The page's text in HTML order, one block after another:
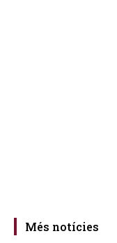
Més notícies